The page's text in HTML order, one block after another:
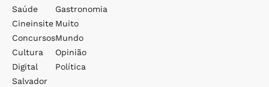
Saúde
Cineinsite
Concursos
Cultura
Digital
Salvador
Gastronomia
Muito
Mundo
Opinião
Política